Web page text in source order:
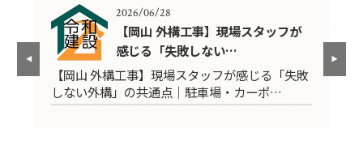
2026/06/28
【岡山 外構工事】現場スタッフが
感じる「失敗しない…
【岡山 外構工事】現場スタッフが感じる「失敗
しない外構」の共通点｜駐車場・カーポ…